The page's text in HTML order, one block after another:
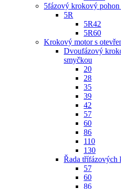
5fázový krokový pohon
5R
5R42
5R60
Krokový motor s
Dvoufázový
smyčkou
20
28
35
39
42
57
60
86
110
130
Řada třífázových
57
60
86